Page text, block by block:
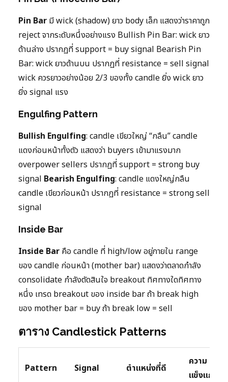
Pin Bar มี wick (shadow) ยาว body เล็ก แสดงว่าราคาถูก
reject จากระดับหนึ่งอย่างแรง Bullish Pin Bar: wick ยาว
ด้านล่าง ปรากฏที่ support = buy signal Bearish Pin
Bar: wick ยาวด้านบน ปรากฏที่ resistance = sell signal
wick ควรยาวอย่างน้อย 2/3 ของทั้ง candle ยิ่ง wick ยาว
ยิ่ง signal แรง
Engulfing Pattern
Bullish Engulfing: candle เขียวใหญ่ “กลืน” candle
แดงก่อนหน้าทั้งตัว แสดงว่า buyers เข้ามาแรงมาก
overpower sellers ปรากฏที่ support = strong buy
signal Bearish Engulfing: candle แดงใหญ่กลืน
candle เขียวก่อนหน้า ปรากฏที่ resistance = strong sell
signal
Inside Bar
Inside Bar คือ candle ที่ high/low อยู่ภายใน range
ของ candle ก่อนหน้า (mother bar) แสดงว่าตลาดกำลัง
consolidate กำลังตัดสินใจ breakout ทิศทางใดทิศทาง
หนึ่ง เทรด breakout ของ inside bar ถ้า break high
ของ mother bar = buy ถ้า break low = sell
ตาราง Candlestick Patterns
Pattern Signal ตำแหน่งที่ดี
ความ
แข็งแกร่ง